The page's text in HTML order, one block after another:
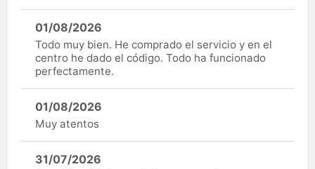
01/08/2026
Todo muy bien. He comprado el servicio y en el
centro he dado el código. Todo ha funcionado
perfectamente.
01/08/2026
Muy atentos
31/07/2026